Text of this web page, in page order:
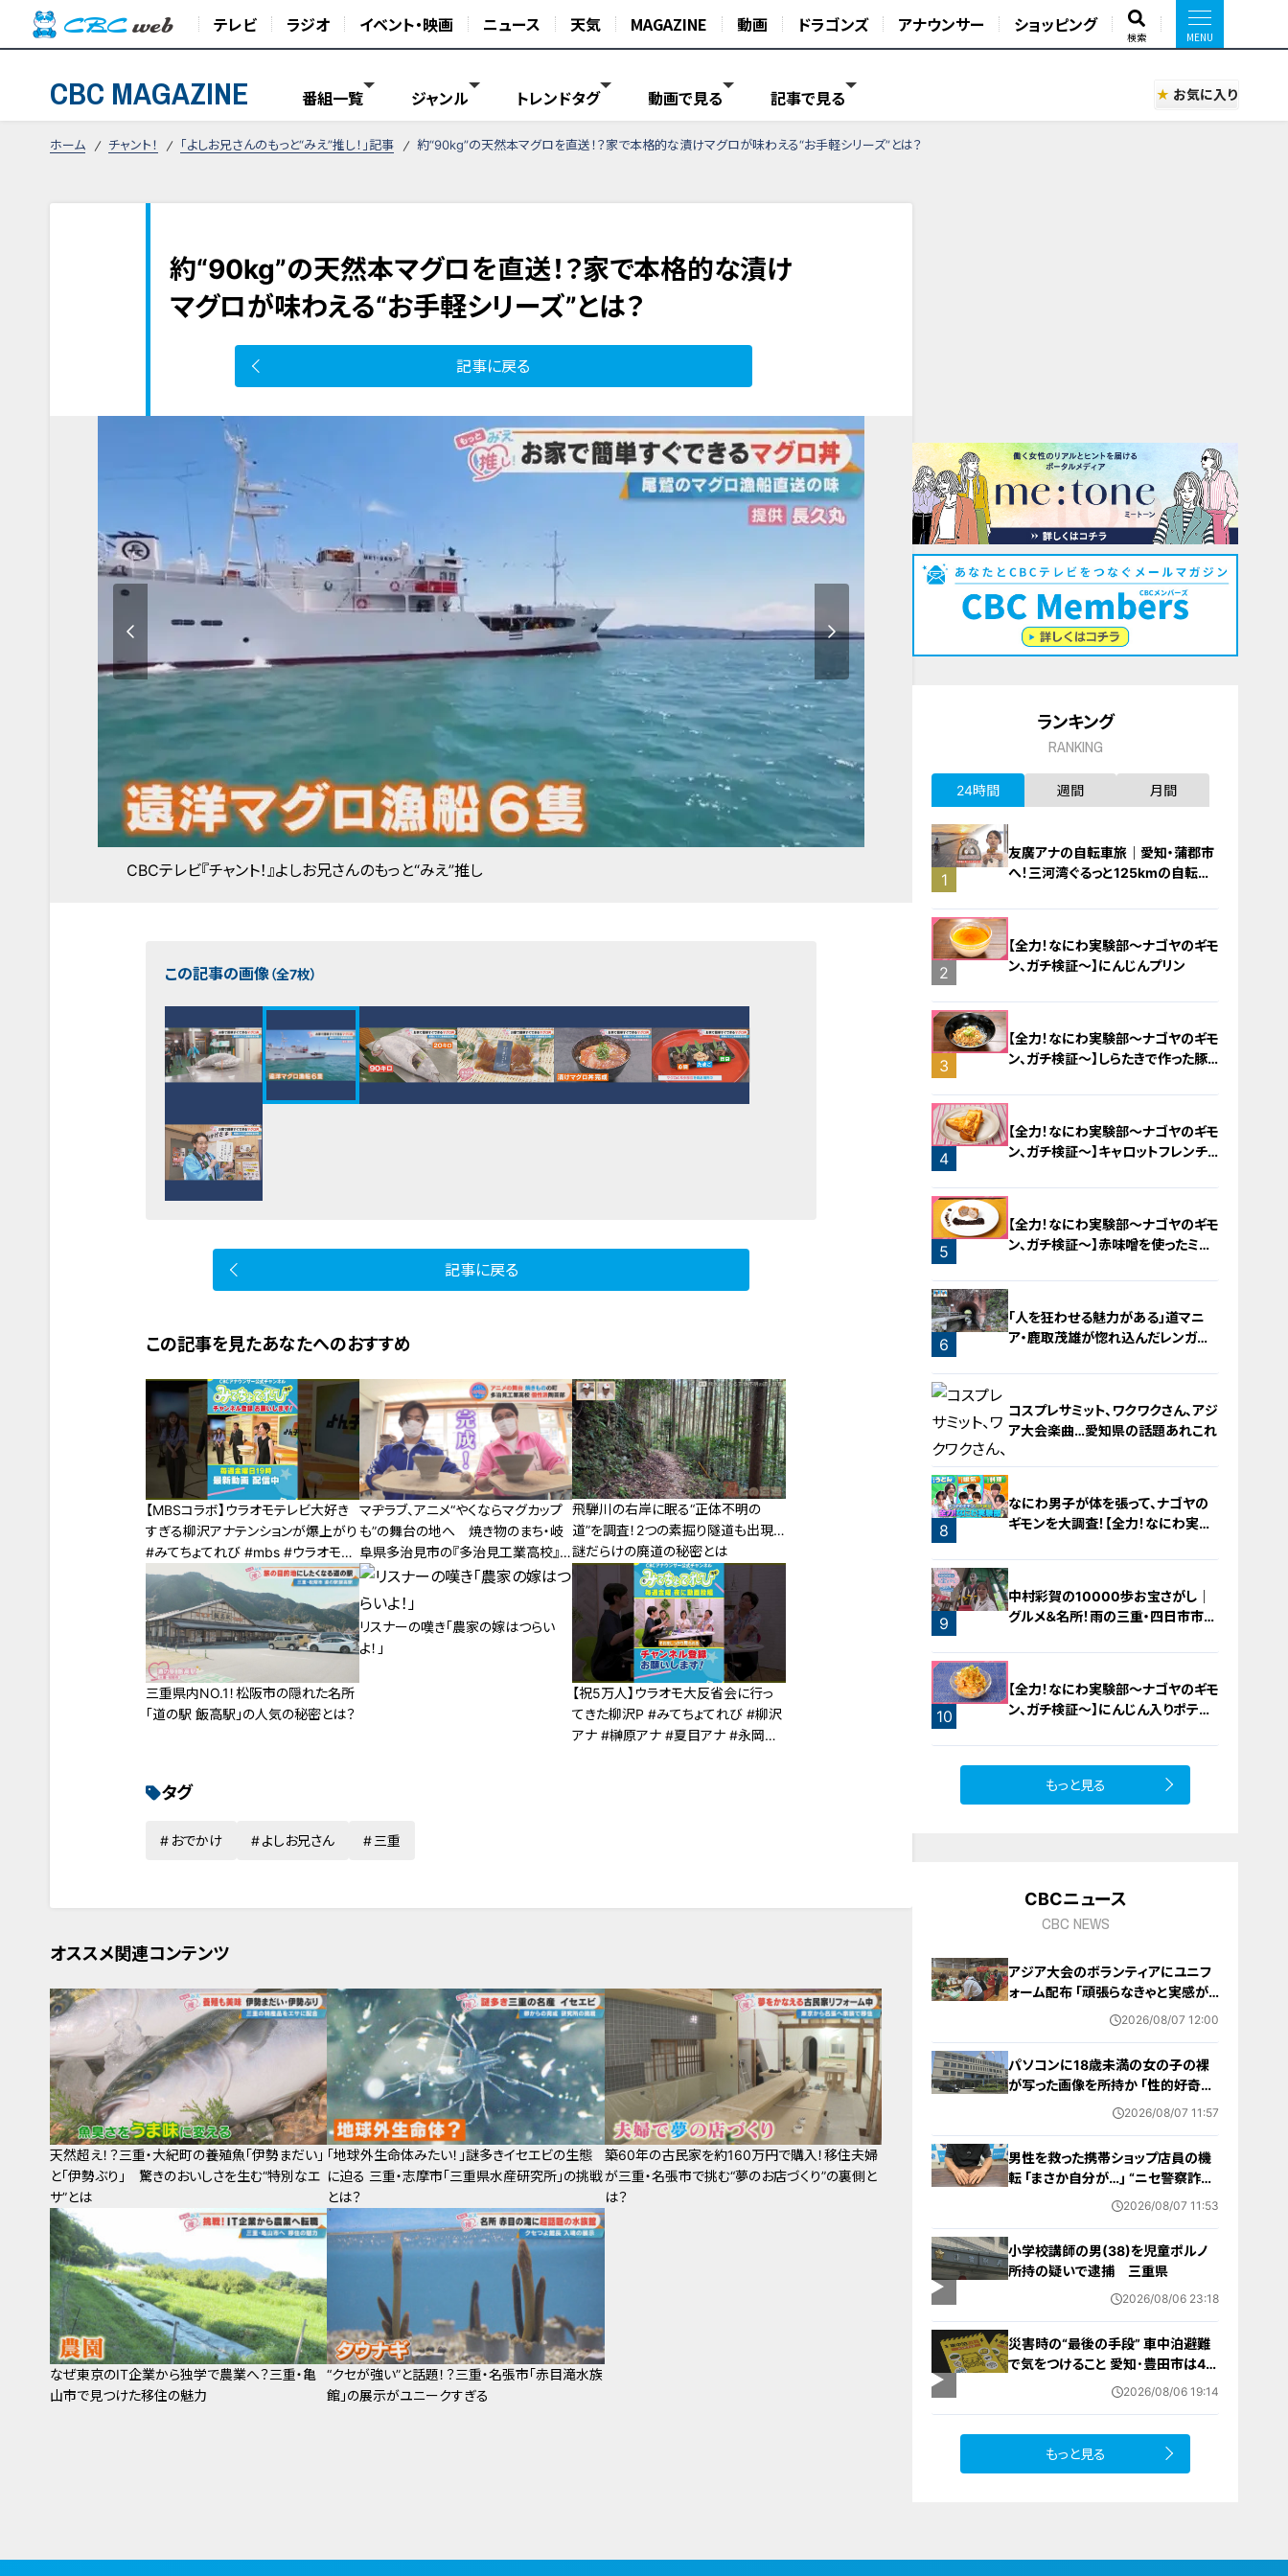
テレビ ラジオ イベント・映画 ニュース 天気 MAGAZINE 動画 ドラゴンズ アナウンサー ショッピング
検索
CBC MAGAZINE 番組一覧 ジャンル トレンドタグ 動画で見る 記事で見る お気に入り
ホーム チャント！ 「よしお兄さんのもっと“みえ”推し！」記事 約“90kg”の天然本マグロを直送！？家で本格的な漬けマグロが味わえる“お手軽シリーズ”とは？
約“90kg”の天然本マグロを直送！？家で本格的な漬け
マグロが味わえる“お手軽シリーズ”とは？
記事に戻る
CBCテレビ『チャント！』よしお兄さんのもっと“みえ”推し
この記事の画像（全7枚）
記事に戻る
この記事を見たあなたへのおすすめ
【MBSコラボ】ウラオモテレビ大好き
すぎる柳沢アナテンションが爆上がり
#みてちょてれび #mbs #ウラオモテ
レビ #柳沢アナ
マヂラブ、アニメ“やくならマグカップ
も”の舞台の地へ 焼き物のまち・岐
阜県多治見市の『多治見工業高校』
陶芸部
飛騨川の右岸に眠る“正体不明の
道”を調査！2つの素掘り隧道も出現…
謎だらけの廃道の秘密とは
三重県内NO.1！松阪市の隠れた名所
「道の駅 飯高駅」の人気の秘密とは？
リスナーの嘆き「農家の嫁はつらい
よ！」
【祝5万人】ウラオモ大反省会に行っ
てきた柳沢P #みてちょてれび #柳沢
アナ #榊原アナ #夏目アナ #永岡ア
タグ
おでかけ よしお兄さん 三重
オススメ関連コンテンツ
天然超え！？三重・大紀町の養殖魚「伊勢まだい」
と「伊勢ぶり」 驚きのおいしさを生む“特別なエ
サ”とは
「地球外生命体みたい！」謎多きイセエビの生態
に迫る 三重・志摩市「三重県水産研究所」の挑戦
とは？
築60年の古民家を約160万円で購入！移住夫婦
が三重・名張市で挑む“夢のお店づくり”の裏側と
は？
なぜ東京のIT企業から独学で農業へ？三重・亀
山市で見つけた移住の魅力
“クセが強い”と話題！？三重・名張市「赤目滝水族
館」の展示がユニークすぎる
ランキング
RANKING
24時間 週間 月間
1
友廣アナの自転車旅｜愛知・蒲郡市
へ！三河湾ぐるっと125kmの自転車
2
【全力！なにわ実験部～ナゴヤのギモ
ン、ガチ検証～】にんじんプリン
3
【全力！なにわ実験部～ナゴヤのギモ
ン、ガチ検証～】しらたきで作った豚
4
【全力！なにわ実験部～ナゴヤのギモ
ン、ガチ検証～】キャロットフレンチ
5
【全力！なにわ実験部～ナゴヤのギモ
ン、ガチ検証～】赤味噌を使ったミル
6
「人を狂わせる魅力がある」道マニ
ア・鹿取茂雄が惚れ込んだレンガの
7
コスプレサミット、ワクワクさん、アジ
ア大会楽曲…愛知県の話題あれこれ
8
なにわ男子が体を張って、ナゴヤの
ギモンを大調査！【全力！なにわ実験
9
中村彩賀の10000歩お宝さがし｜
グルメ＆名所！雨の三重・四日市市で
10
【全力！なにわ実験部～ナゴヤのギモ
ン、ガチ検証～】にんじん入りポテト
もっと見る
CBCニュース
CBC NEWS
アジア大会のボランティアにユニフ
ォーム配布 ｢頑張らなきゃと実感が
湧いた｣ 名古屋･中区の愛知県体育
2026/08/07 12:00
パソコンに18歳未満の女の子の裸
が写った画像を所持か ｢性的好奇心
を満たす目的｣ 小学校講師の38歳
2026/08/07 11:57
男性を救った携帯ショップ店員の機
転 ｢まさか自分が…｣ “ニセ警察詐
欺”を間一髪で防ぐ 被害者が語る事
2026/08/07 11:53
小学校講師の男(38)を児童ポルノ
所持の疑いで逮捕 三重県
2026/08/06 23:18
災害時の“最後の手段” 車中泊避難
で気をつけること 愛知･豊田市は4年
前からマニュアル作成 最悪の場合2026/08/06 19:14
もっと見る